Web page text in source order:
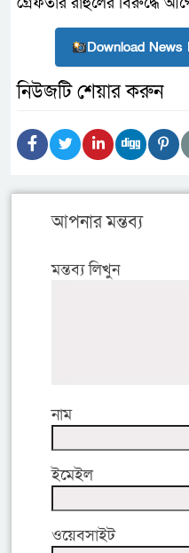
Download News
নিউজটি শেয়ার করুন
আপনার মন্তব্য
মন্তব্য লিখুন
নাম
ইমেইল
ওয়েবসাইট